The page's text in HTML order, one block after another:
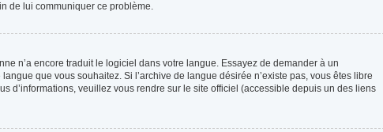
de lui communiquer ce problème.
n’a encore traduit le logiciel dans votre langue. Essayez de demander à un
que vous souhaitez. Si l’archive de langue désirée n’existe pas, vous êtes libre
d’informations, veuillez vous rendre sur le site officiel (accessible depuis un des liens